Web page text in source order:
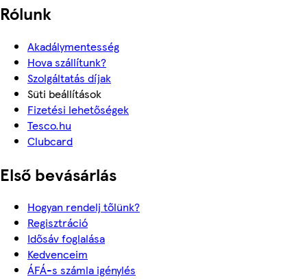
Rólunk
Akadálymentesség
Hova szállítunk?
Szolgáltatás díjak
Süti beállítások
Fizetési lehetőségek
Tesco.hu
Clubcard
Első bevásárlás
Hogyan rendelj tőlünk?
Regisztráció
Idősáv foglalása
Kedvenceim
ÁFÁ-s számla igénylés